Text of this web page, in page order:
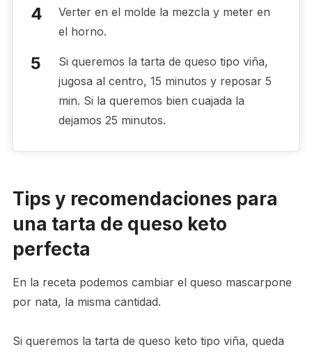
Verter en el molde la mezcla y meter en
el horno.
Si queremos la tarta de queso tipo viña,
jugosa al centro, 15 minutos y reposar 5
min. Si la queremos bien cuajada la
dejamos 25 minutos.
Tips y recomendaciones para
una tarta de queso keto
perfecta
En la receta podemos cambiar el queso mascarpone
por nata, la misma cantidad.
Si queremos la tarta de queso keto tipo viña, queda